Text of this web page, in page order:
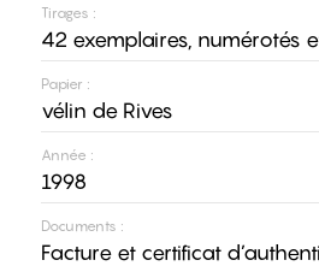
Tirages :
42 exemplaires, numérotés
Papier :
vélin de Rives
Année :
1998
Documents :
Facture et certificat